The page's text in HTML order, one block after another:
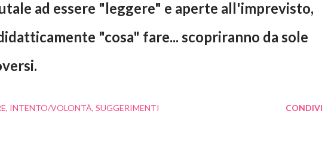
ad essere "leggere" e aperte all'imprevisto,
"cosa" fare... scopriranno da sole
INTENTO/VOLONTÀ SUGGERIMENTI